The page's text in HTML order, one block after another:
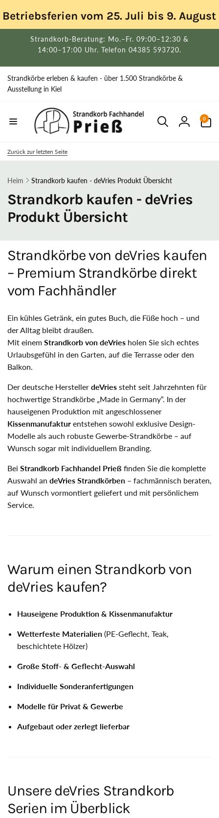
zum
Inhalt
Betriebsferien vom 25. Juli bis 9.
Strandkorb-Beratung: Mo.–Fr. 09:00–12:30 &
14:00–17:00 Uhr. Telefon 04385 593720.
Strandkörbe erleben & kaufen - über 1.500 Strandkörbe &
Ausstellung in Kiel
Einloggen
0
Artikel
Zurück zur letzten Seite
Heim Strandkorb kaufen - deVries Produkt Übersicht
Strandkorb kaufen - deVries
Produkt Übersicht
Strandkörbe von deVries kaufen
– Premium Strandkörbe direkt
vom Fachhändler
Ein kühles Getränk, ein gutes Buch, die Füße hoch – und
der Alltag bleibt draußen.
Mit einem Strandkorb von deVries holen Sie sich echtes
Urlaubsgefühl in den Garten, auf die Terrasse oder den
Balkon.
Der deutsche Hersteller deVries steht seit Jahrzehnten für
hochwertige Strandkörbe „Made in Germany“. In der
hauseigenen Produktion mit angeschlossener
Kissenmanufaktur entstehen sowohl exklusive Design-
Modelle als auch robuste Gewerbe-Strandkörbe – auf
Wunsch sogar mit individuellem Branding.
Bei Strandkorb Fachhandel Prieß finden Sie die komplette
Auswahl an deVries Strandkörben – fachmännisch beraten,
auf Wunsch vormontiert geliefert und mit persönlichem
Service.
Warum einen Strandkorb von
deVries kaufen?
Hauseigene Produktion & Kissenmanufaktur
Wetterfeste Materialien (PE-Geflecht, Teak,
beschichtete Hölzer)
Große Stoff- & Geflecht-Auswahl
Individuelle Sonderanfertigungen
Modelle für Privat & Gewerbe
Aufgebaut oder zerlegt lieferbar
Unsere deVries Strandkorb
Serien im Überblick